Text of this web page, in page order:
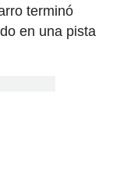
terminó
en una pista